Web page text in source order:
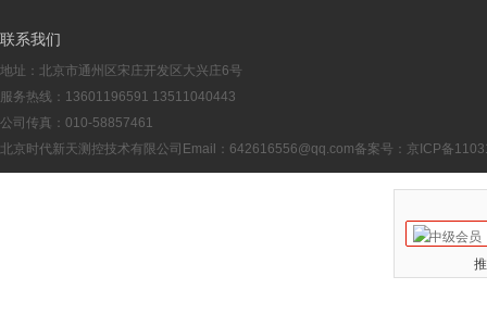
联系我们
地址：北京市通州区宋庄开发区大兴庄6号
服务热线：13601196591 13511040443
公司传真：010-58857461
北京时代新天测控技术有限公司Email： 642616556@qq.com备案号： 京ICP备